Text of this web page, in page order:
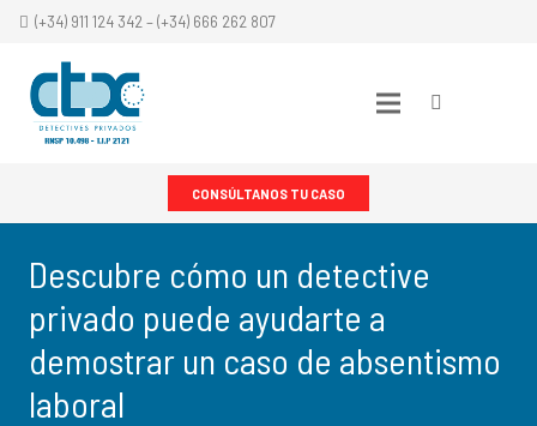
(+34) 911 124 342 – (+34) 666 262 807
CONSÚLTANOS TU CASO
Descubre cómo un detective
privado puede ayudarte a
demostrar un caso de absentismo
laboral